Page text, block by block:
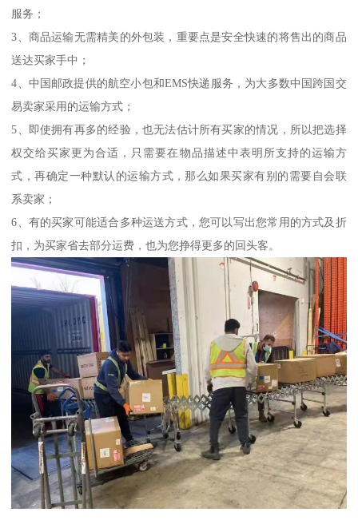
服务；
3、商品运输无需精美的外包装，重要点是安全快速的将售出的商品
送达买家手中；
4、中国邮政提供的航空小包和EMS快递服务，为大多数中国跨国交
易卖家采用的运输方式；
5、即使拥有再多的经验，也无法估计所有买家的情况，所以把选择
权交给买家更为合适，只需要在物品描述中表明所支持的运输方
式，再确定一种默认的运输方式，那么如果买家有别的需要自会联
系卖家；
6、有的买家可能适合多种运送方式，您可以写出您常用的方式及折
扣，为买家省去部分运费，也为您挣得更多的回头客。